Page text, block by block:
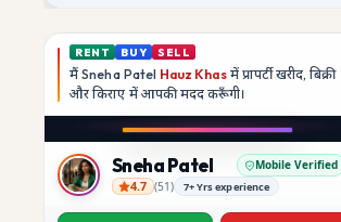
RENT BUY SELL
मैंSneha Patel Hauz Khasमें प्रापर्टी खरीद, बिक्री
और किराए में आपकी मददकरूँगी।
Sneha Patel
Sneha Patel Mobile Verified
4.7 (51) 7+ Yrs experience